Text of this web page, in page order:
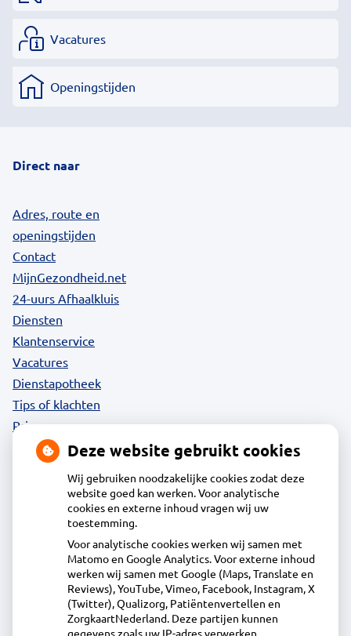
Vacatures
Openingstijden
Direct naar
Adres, route en
openingstijden
Contact
MijnGezondheid.net
24-uurs Afhaalkluis
Diensten
Klantenservice
Vacatures
Dienstapotheek
Tips of klachten
Privacy
Acdapha Apotheek Volendam
Herculeslaan 1, 1131MR Volendam
0299-363480
info@apotheekvolendam.nl
Inschrijven
Deze website gebruikt cookies
Wij gebruiken noodzakelijke cookies zodat deze
website goed kan werken. Voor analytische
cookies en externe inhoud vragen wij uw
toestemming.
Voor analytische cookies werken wij samen met
Matomo en Google Analytics. Voor externe inhoud
werken wij samen met Google (Maps, Translate en
Reviews), YouTube, Vimeo, Facebook, Instagram, X
(Twitter), Qualizorg, Patiëntenvertellen en
ZorgkaartNederland. Deze partijen kunnen
gegevens zoals uw IP-adres verwerken.